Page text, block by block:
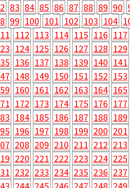
83 84 85 86 87 88 89 90
99 100 101 102 103 104
112 113 114 115 116 117
124 125 126 127 128 129
136 137 138 139 140 141
148 149 150 151 152 153
160 161 162 163 164 165
172 173 174 175 176 177
184 185 186 187 188 189
196 197 198 199 200 201
208 209 210 211 212 213
220 221 222 223 224 225
232 233 234 235 236 237